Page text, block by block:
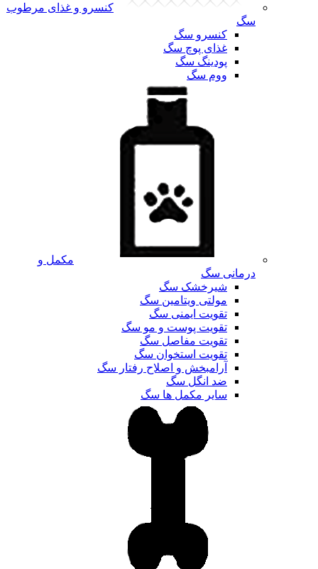
کنسرو و غذای مرطوب
سگ
کنسرو سگ
غذای پوچ سگ
پودینگ سگ
ووم سگ
مکمل و
درمانی سگ
شیرخشک سگ
مولتی ویتامین سگ
تقویت ایمنی سگ
تقویت پوست و مو سگ
تقویت مفاصل سگ
تقویت استخوان سگ
آرامبخش و اصلاح رفتار سگ
ضد انگل سگ
سایر مکمل ها سگ